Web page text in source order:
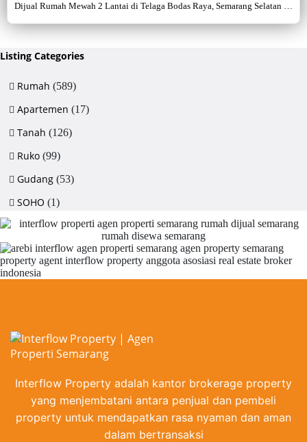
Dijual Rumah Mewah 2 Lantai di Telaga Bodas Raya, Semarang Selatan –
listrik 5500 watt, air artetis. Lingkungan asri & strategis.
Listing Categories
Rumah (589)
Apartemen (17)
Tanah (126)
Ruko (99)
Gudang (53)
SOHO (1)
Interflow Property adalah kantor brokerage property
yang menjembatani antara penjual dan pembeli
property untuk mendapatkan rasa nyaman dan aman
dalam bertransaksi